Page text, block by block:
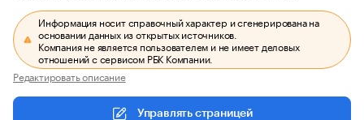
Информация носит справочный характер и сгенерирована на
основании данных из открытых источников.
Компания не является пользователем и не имеет деловых
отношений с сервисом РБК Компании.
Редактировать описание
Управлять страницей